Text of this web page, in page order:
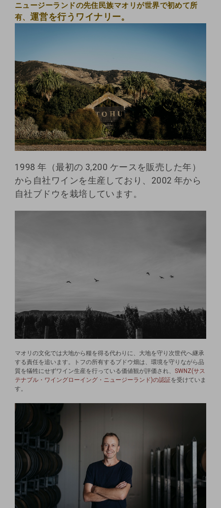
ニュージーランドの先住民族マオリが世界で初めて所
有、 運営を行うワイナリー。
1998 年（最初の 3,200 ケースを販売した年）
から自社ワインを生産しており、2002 年から
自社ブドウを栽培しています。
マオリの文化では大地から糧を得る代わりに、大地を守り次世代へ継承
する責任を追います。トフの所有するブドウ畑は、環境を守りながら品
質を犠牲にせずワイン生産を行っている価値観が評価され、 SWNZ(サス
テナブル・ワイングローイング・ニュージーランド)の認証を受けていま
す。